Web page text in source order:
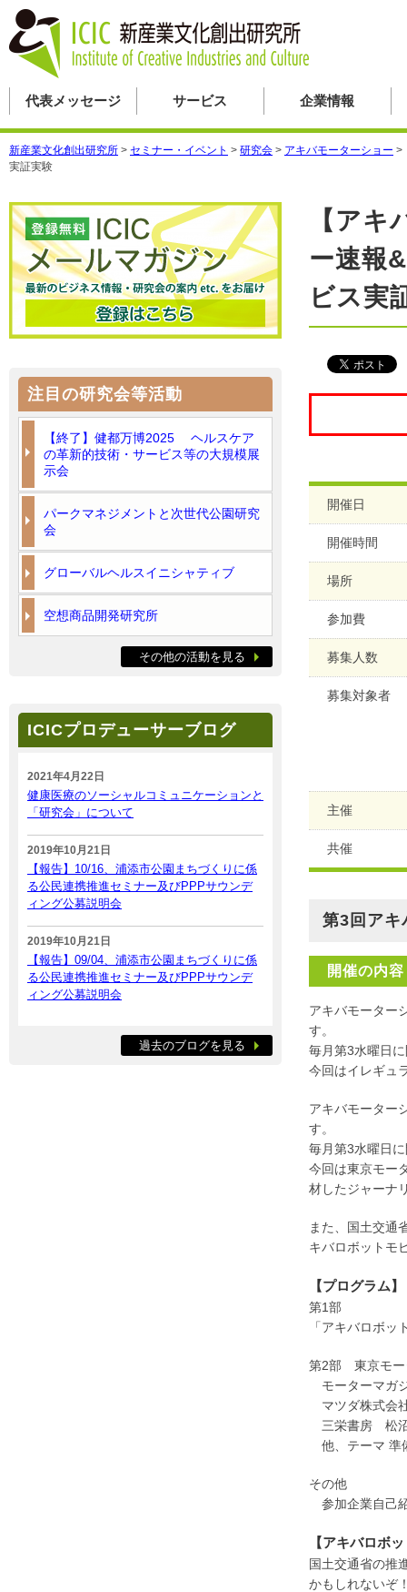
代表メッセージ サービス 企業情報
新産業文化創出研究所 > セミナー・イベント > 研究会 > アキバモーターショー >
実証実験
【ア
ー速報
ビス実
開催日
開催時間
場所
参加費
募集人数
募集対象者
主催
共催
第3回アキ
開催の内容
アキバモーター
す。
毎月第3水曜日
今回はイレギュ
アキバモーター
す。
毎月第3水曜日
今回は東京モー
材したジャーナ
また、国土交通
キバロボット モ
【プログラム】
第1部
「アキバロボ
第2部 東京モー
モーターマ
マツダ株式
三栄書房 松
他、テーマ 準
その他
参加企業自己
【アキバロボ
国土交通省の推
かもしれないぞ
注目の研究会等活動
【終了】健都万博2025 ヘルスケア
の革新的技術・サービス等の大規模展
示会
パークマネジメントと次世代公園研究
会
グローバルヘルスイニシャティブ
空想商品開発研究所
その他の活動を見る
ICICプロデューサーブログ
2021年4月22日
健康医療のソーシャルコミュニケーションと
「研究会」について
2019年10月21日
【報告】10/16、浦添市公園まちづくりに係
る公民連携推進セミナー及びPPPサウンデ
ィング公募説明会
2019年10月21日
【報告】09/04、浦添市公園まちづくりに係
る公民連携推進セミナー及びPPPサウンデ
ィング公募説明会
過去のブログを見る